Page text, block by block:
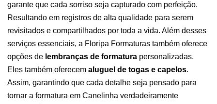
garante que cada sorriso seja capturado com perfeição.
Resultando em registros de alta qualidade para serem
revisitados e compartilhados por toda a vida. Além desses
serviços essenciais, a Floripa Formaturas também oferece
opções de lembranças de formatura personalizadas.
Eles também oferecem aluguel de togas e capelos.
Assim, garantindo que cada detalhe seja pensado para
tornar a formatura em Canelinha verdadeiramente